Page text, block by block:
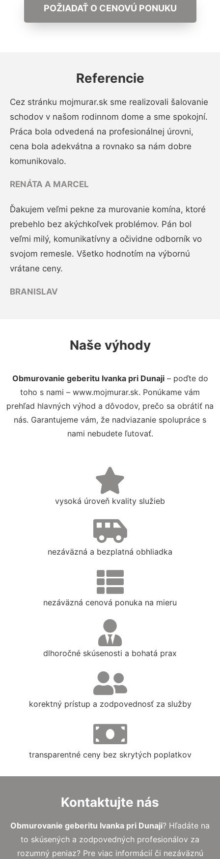
POŽIADAŤ O CENOVÚ PONUKU
Referencie
Cez stránku mojmurar.sk sme realizovali šalovanie
schodov v našom rodinnom dome a sme spokojní.
Práca bola odvedená na profesionálnej úrovni,
cena bola adekvátna a rovnako sa nám dobre
komunikovalo.
RENÁTA A MARCEL
Ďakujem veľmi pekne za murovanie komína, ktoré
prebehlo bez akýchkoľvek problémov. Pán bol
veľmi milý, komunikatívny a očividne odborník vo
svojom remesle. Všetko hodnotím na výbornú
vrátane ceny.
BRANISLAV
Naše výhody
Obmurovanie geberitu Ivanka pri Dunaji– poďte do
toho s nami – www.mojmurar.sk. Ponúkame vám
prehľad hlavných výhod a dôvodov, prečo sa obrátiť na
nás. Garantujeme vám, že nadviazanie spolupráce s
nami nebudete ľutovať.
vysoká úroveň kvality služieb
nezáväzná a bezplatná obhliadka
nezáväzná cenová ponuka na mieru
dlhoročné skúsenosti a bohatá prax
korektný prístup a zodpovednosť za služby
transparentné ceny bez skrytých poplatkov
Kontaktujte nás
Obmurovanie geberitu Ivanka pri Dunaji? Hľadáte na
to skúsených a zodpovedných profesionálov za
rozumný peniaz? Pre viac informácií či nezáväznú